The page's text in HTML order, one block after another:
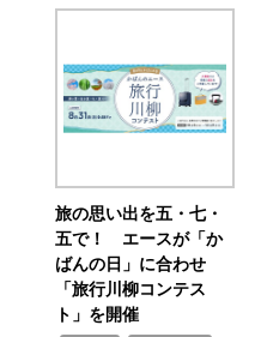
旅の思い出を五・七・
五で！ エースが「か
ばんの日」に合わせ
「旅行川柳コンテス
ト」を開催